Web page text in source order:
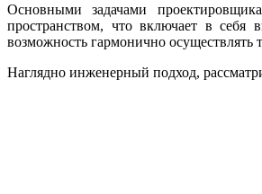
Основными задачами
пространством, что включает в себя
возможность гармонично
Наглядно инженерный подход,